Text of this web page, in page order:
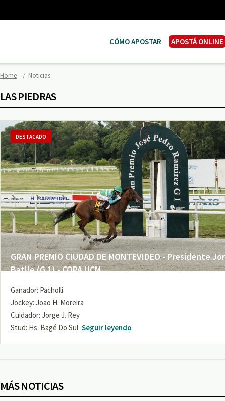
CÓMO APOSTAR APOSTÁ ONLINE
Home Noticias
LAS PIEDRAS
GRAN PREMIO CIUDAD DE MONTEVIDEO - Presidente
Batlle (G 1) - COPA UCM
DESTACADO
Ganador: Pacholli
Jockey: Joao H. Moreira
Cuidador: Jorge J. Rey
Stud: Hs. Bagé Do Sul Seguir leyendo
MÁS NOTICIAS